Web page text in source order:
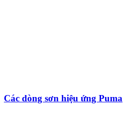
Các dòng sơn hiệu ứng Puma